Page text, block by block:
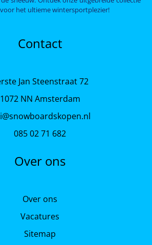
het ultieme wintersportplezier!
Contact
Jan Steenstraat 72
1072 NN Amsterdam
085 02 71 682
Over ons
Over ons
Vacatures
Sitemap